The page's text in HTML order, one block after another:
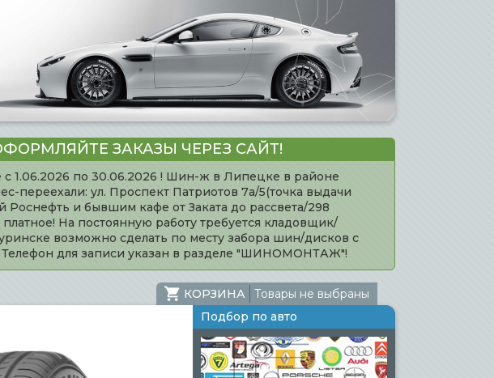
ЗАКАЗЫ ЧЕРЕЗ САЙТ!
1.06.2026 по 30.06.2026 ! Шин-ж в Липецке в районе
ул. Проспект Патриотов 7а/5(точка выдачи
и бывшим кафе от Заката до рассвета/298
На постоянную работу требуется кладовщик/
возможно сделать по месту забора шин/дисков с
для записи указан в разделе "ШИНОМОНТАЖ"!
КОРЗИНА Товары не выбраны
Подбор по авто